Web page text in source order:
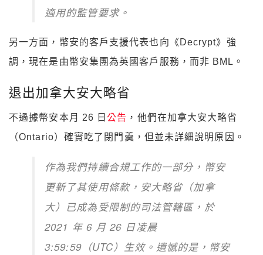
適用的監管要求。
另一方面，幣安的客戶支援代表也向《Decrypt》強
調，現在是由幣安集團為英國客戶服務，而非 BML。
退出加拿大安大略省
不過據幣安本月 26 日公告 ，他們在加拿大安大略省
（Ontario）確實吃了閉門羹，但並未詳細說明原因。
作為我們持續合規工作的一部分，幣安
更新了其使用條款，安大略省（加拿
大）已成為受限制的司法管轄區，於
2021 年 6 月 26 日凌晨
3:59:59（UTC）生效。遺憾的是，幣安